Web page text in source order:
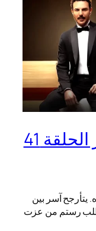
مشاهدة مسلسل آسر الحلقة 41
يتأرجح آسر بين
يطلب رستم من عزت